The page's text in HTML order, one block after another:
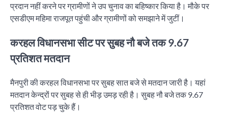
प्रदान नहीं करने पर ग्रामीणों ने उप चुनाव का बहिष्कार किया है। मौके पर
एसडीएम महिमा राजपूत पहुंची और ग्रामीणों को समझाने में जुटीं।
करहल विधानसभा सीट पर सुबह नौ बजे तक 9.67
प्रतिशत मतदान
मैनपुरी की करहल विधानसभा पर सुबह सात बजे से मतदान जारी है। यहां
मतदान केन्द्रों पर सुबह से ही भीड़ उमड़ रही है। सुबह नौ बजे तक 9.67
प्रतिशत वोट पड़ चुके हैं।